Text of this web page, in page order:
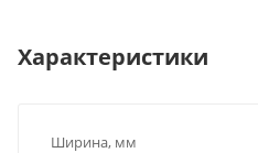
Характеристики
Ширина, мм